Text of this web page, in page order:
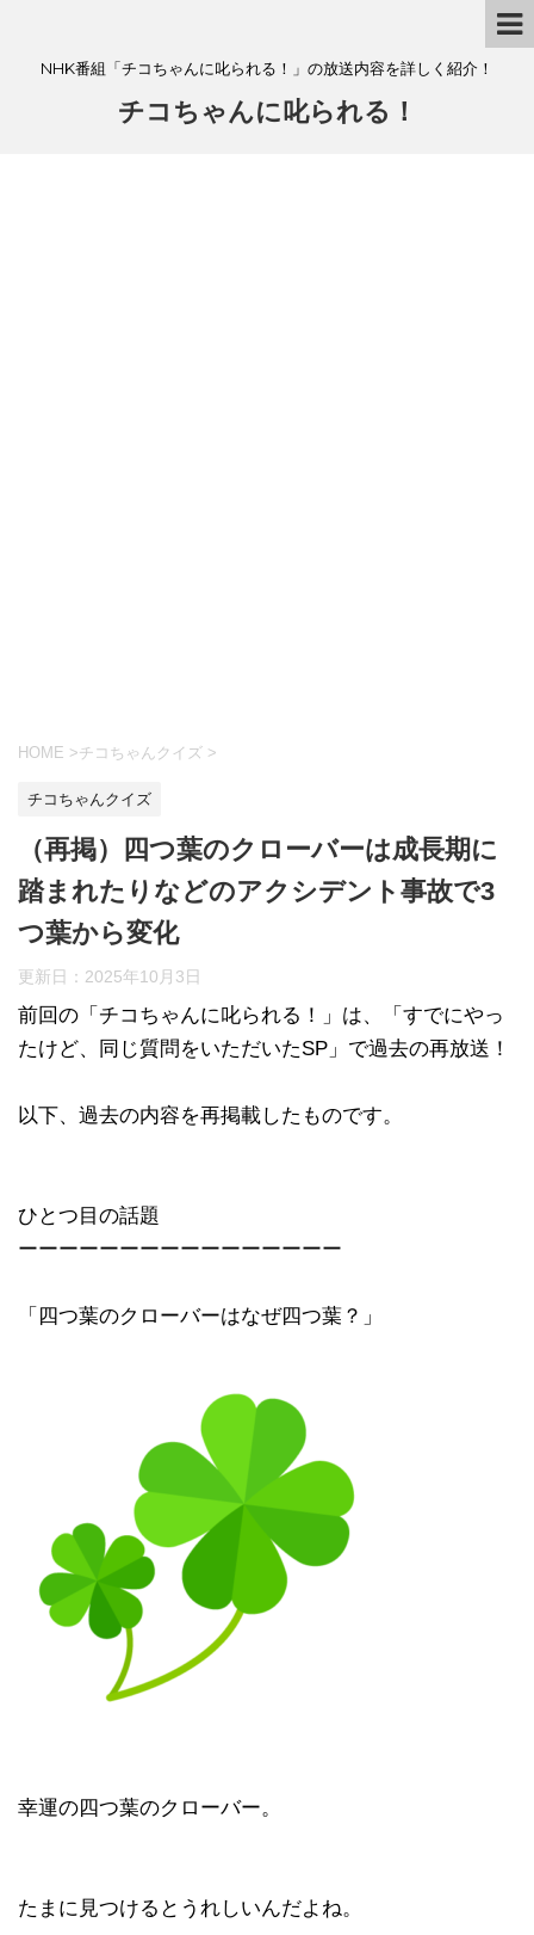
NHK番組「チコちゃんに叱られる！」の放送内容を詳しく紹介！
チコちゃんに叱られる！
HOME >チコちゃんクイズ >
チコちゃんクイズ
（再掲）四つ葉のクローバーは成長期に
踏まれたりなどのアクシデント事故で3
つ葉から変化
更新日： 2025年10月3日
前回の「チコちゃんに叱られる！」​は、「すでにやっ
たけど、同じ質問をいただいたSP」で過去の再放送！
以下、過去の内容を再掲載したものです。
ひとつ目の話題
ーーーーーーーーーーーーーーーー
「四つ葉のクローバーはなぜ四つ葉？」
幸運の四つ葉のクローバー。
たまに見つけるとうれしいんだよね。